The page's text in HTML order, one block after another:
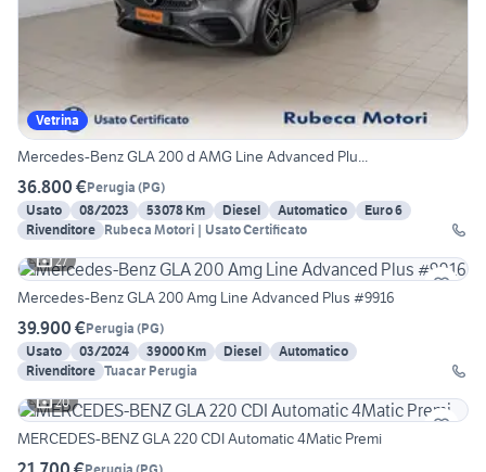
Vetrina
Mercedes-Benz GLA 200 d AMG Line Advanced Plu...
36.800 €Perugia (PG)
Usato
08/2023 53078 Km Diesel Automatico
Euro 6
Rivenditore Rubeca Motori | Usato Certificato
27
Mercedes-Benz GLA 200 Amg Line Advanced Plus #9916
39.900 €Perugia (PG)
Usato
03/2024 39000 Km Diesel
Automatico
Rivenditore Tuacar Perugia
20
MERCEDES-BENZ GLA 220 CDI Automatic 4Matic Premi